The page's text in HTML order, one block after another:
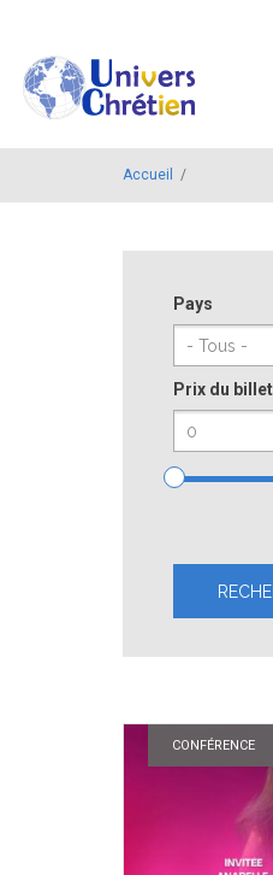
Accueil /
Pays
Prix du
CONFÉRENCE